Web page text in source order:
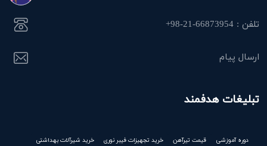
تلفن : 66873954-21-98+
ارسال پیام
تبلیغات هدفمند
دوره آموزشی قیمت تیرآهن خرید تجهیزات فیبر نوری خرید شیرآلات بهداشتی